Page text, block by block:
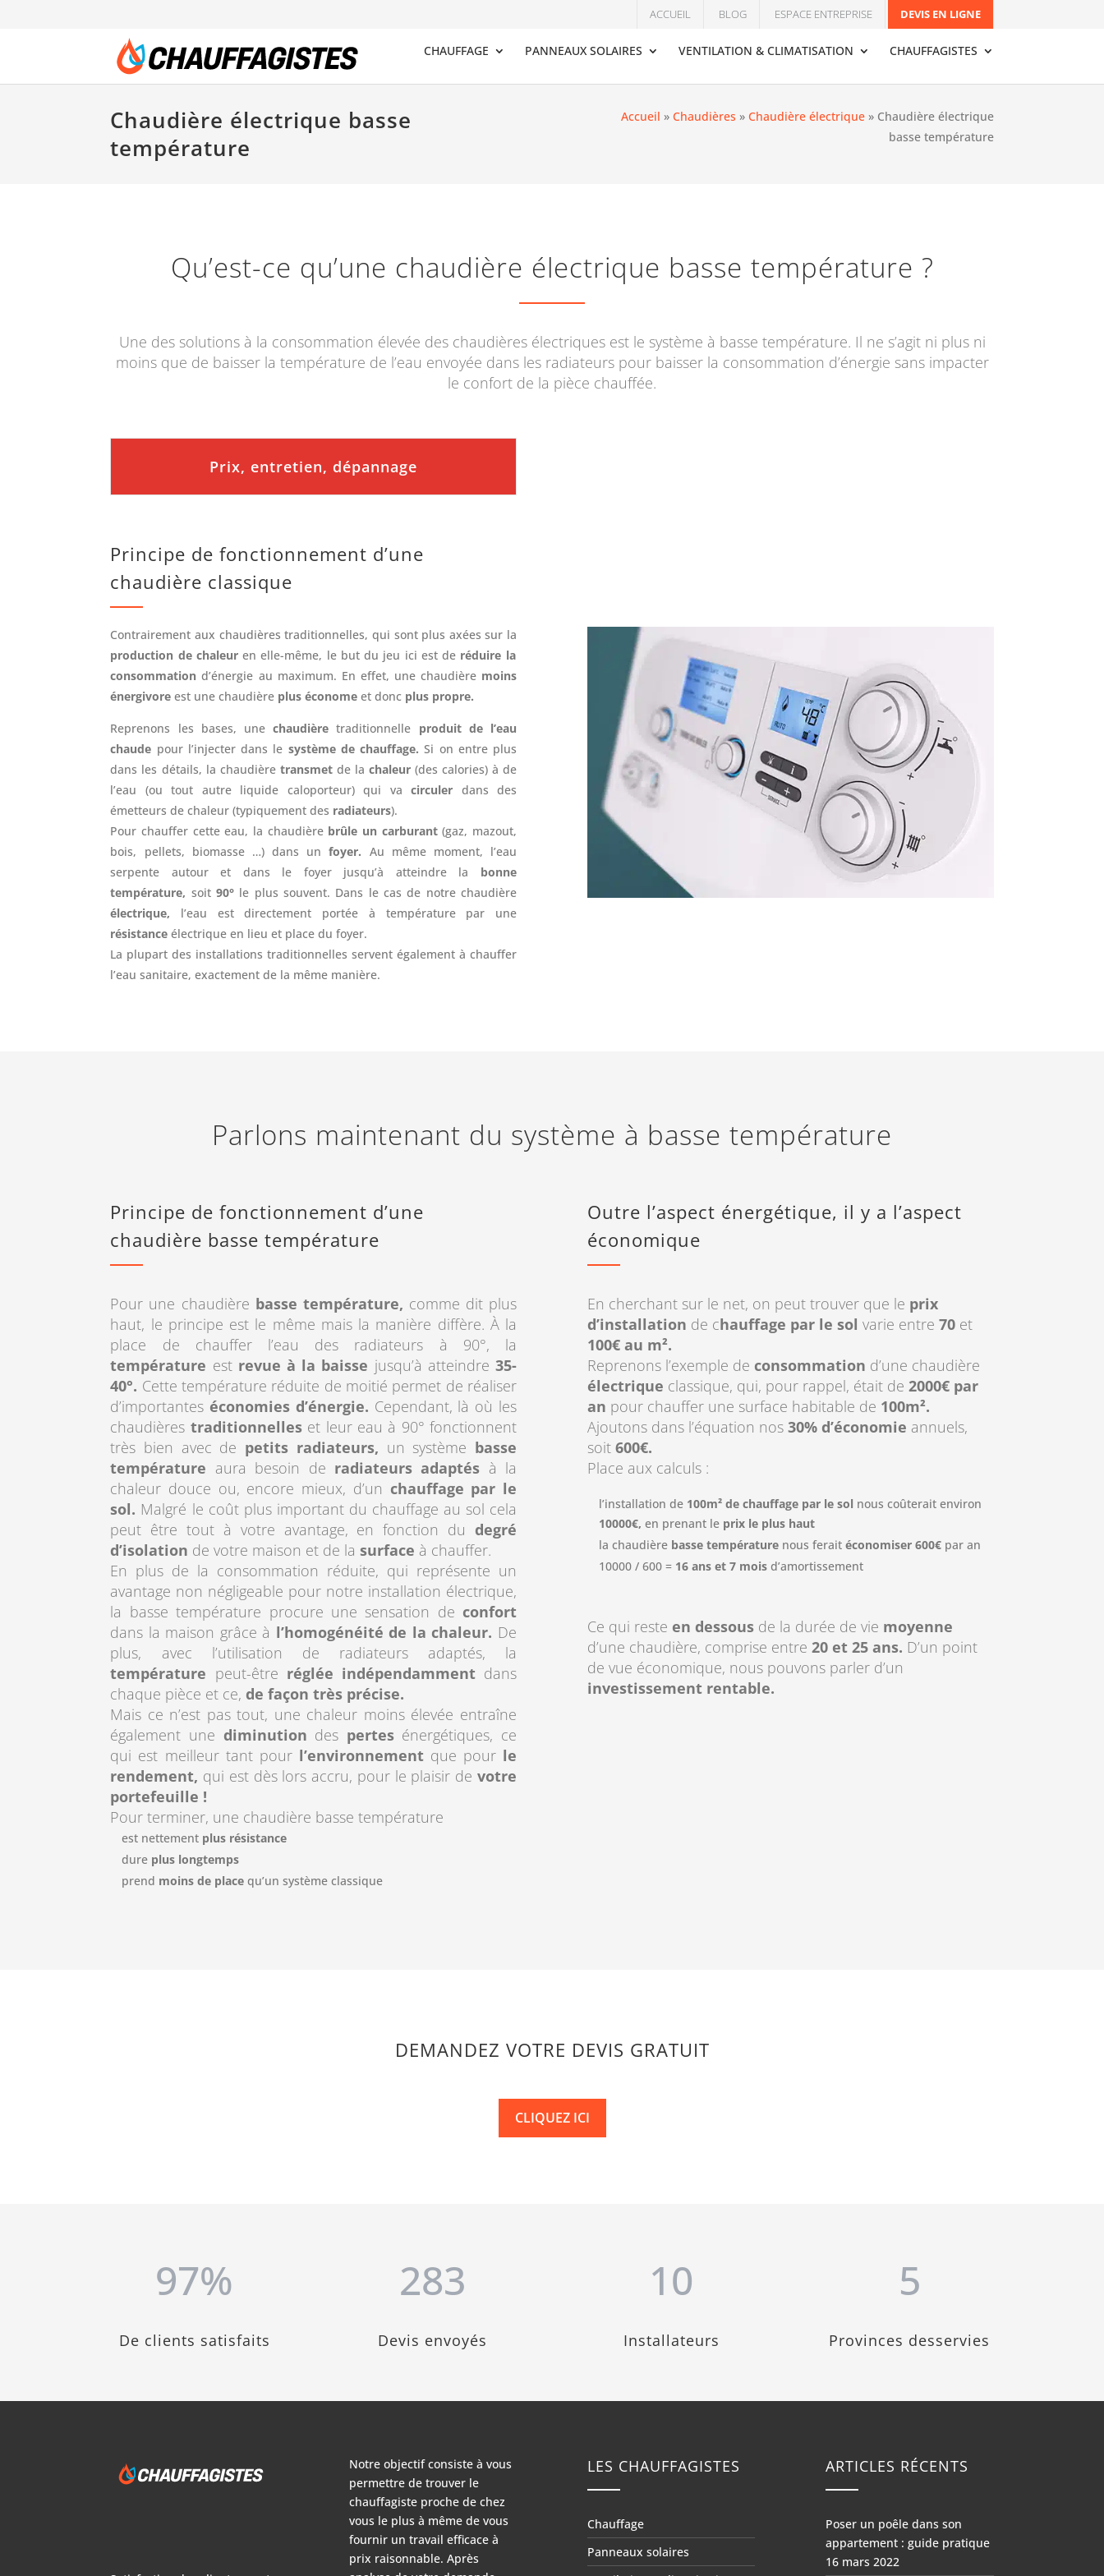
ACCUEIL BLOG ESPACE ENTREPRISE DEVIS EN LIGNE
CHAUFFAGE PANNEAUX SOLAIRES VENTILATION & CLIMATISATION CHAUFFAGISTES
Chaudière électrique basse
température
Accueil » Chaudières » Chaudière électrique» Chaudière électrique
basse température
Qu’est-ce qu’une chaudière électrique basse température ?
Une des solutions à la consommation élevée des chaudières électriques est le système à basse température. Il ne s’agit ni plus ni
moins que de baisser la température de l’eau envoyée dans les radiateurs pour baisser la consommation d’énergie sans impacter
le confort de la pièce chauffée.
Prix, entretien, dépannage
Principe de fonctionnement d’une
chaudière classique
Contrairement aux chaudières traditionnelles, qui sont plus axées sur la
production de chaleuren elle-même, le but du jeu ici est de réduire la
consommation d’énergie au maximum. En effet, une chaudière moins
énergivore est une chaudière plus économe et donc plus propre.
Reprenons les bases, unechaudière traditionnelle produit de l’eau
chaude pour l’injecter dans le système de chauffage. Si on entre plus
dans les détails, la chaudière transmetde la chaleur(des calories) à de
l’eau (ou tout autre liquide caloporteur) qui vacirculer dans des
émetteurs de chaleur (typiquement des radiateurs).
Pour chauffer cette eau, la chaudière brûle un carburant(gaz, mazout,
bois, pellets, biomasse …) dans unfoyer. Au même moment, l’eau
serpente autour et dans le foyer jusqu’à atteindre la bonne
température, soit90° le plus souvent. Dans le cas de notre chaudière
électrique, l’eau est directement portée à température par une
résistance électrique en lieu et place du foyer.
La plupart des installations traditionnelles servent également à chauffer
l’eau sanitaire, exactement de la même manière.
Parlons maintenant du système à basse température
Principe de fonctionnement d’une
chaudière basse température
Pour une chaudière basse température, comme dit plus
haut, le principe est le même mais la manière diffère. À la
place de chauffer l’eau des radiateurs à 90°, la
température est revue à la baisse jusqu’à atteindre 35-
40°. Cette température réduite de moitié permet de réaliser
d’importantes économies d’énergie. Cependant, là où les
chaudières traditionnelleset leur eau à 90° fonctionnent
très bien avec de petits radiateurs, un système basse
température aura besoin de radiateurs adaptés à la
chaleur douce ou, encore mieux, d’un chauffage par le
sol. Malgré le coût plus important du chauffage au sol cela
peut être tout à votre avantage, en fonction du degré
d’isolation de votre maison et de la surface à chauffer.
En plus de la consommation réduite, qui représente un
avantage non négligeable pour notre installation électrique,
la basse température procure une sensation de confort
dans la maison grâce à l’homogénéité de la chaleur. De
plus, avec l’utilisation de radiateurs adaptés, la
température peut-être réglée indépendammentdans
chaque pièce et ce, de façon très précise.
Mais ce n’est pas tout, une chaleur moins élevée entraîne
également une diminution des pertesénergétiques, ce
qui est meilleur tant pour l’environnementque pour le
rendement, qui est dès lors accru, pour le plaisir de votre
portefeuille !
Pour terminer, une chaudière basse température
est nettement plus résistance
dure plus longtemps
prend moins de place qu’un système classique
Outre l’aspect énergétique, il y a l’aspect
économique
En cherchant sur le net, on peut trouver que le prix
d’installation de chauffage par le sol varie entre 70et
100€ au m².
Reprenons l’exemple de consommation d’une chaudière
électrique classique, qui, pour rappel, était de 2000€ par
an pour chauffer une surface habitable de 100m².
Ajoutons dans l’équation nos 30% d’économie annuels,
soit 600€.
Place aux calculs :
l’installation de 100m² de chauffage par le sol nous coûterait environ
10000€, en prenant leprix le plus haut
la chaudière basse températurenous ferait économiser 600€par an
10000 / 600 = 16 ans et 7 moisd’amortissement
Ce qui reste en dessousde la durée de vie moyenne
d’une chaudière, comprise entre 20 et 25 ans. D’un point
de vue économique, nous pouvons parler d’un
investissement rentable.
DEMANDEZ VOTRE DEVIS GRATUIT
CLIQUEZ ICI
97%
De clients satisfaits
283
Devis envoyés
10
Installateurs
5
Provinces desservies
Notre objectif consiste à vous
permettre de trouver le
chauffagiste proche de chez
vous le plus à même de vous
fournir un travail efficace à
prix raisonnable. Après
LES CHAUFFAGISTES
Chauffage
Panneaux solaires
ARTICLES RÉCENTS
Poser un poêle dans son
appartement : guide pratique
16 mars 2022